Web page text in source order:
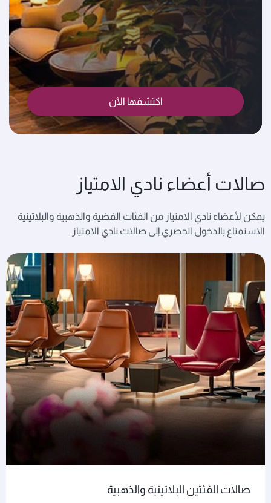
اكتشفها الآن
صالات أعضاء نادي الامتياز
يمكن لأعضاء نادي الامتياز من الفئات الفضية والذهبية والبلاتينية
الاستمتاع بالدخول الحصري إلى صالات نادي الامتياز.
صالات الفئتين البلاتينية والذهبية